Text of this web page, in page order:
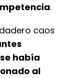
.
caos
había
al